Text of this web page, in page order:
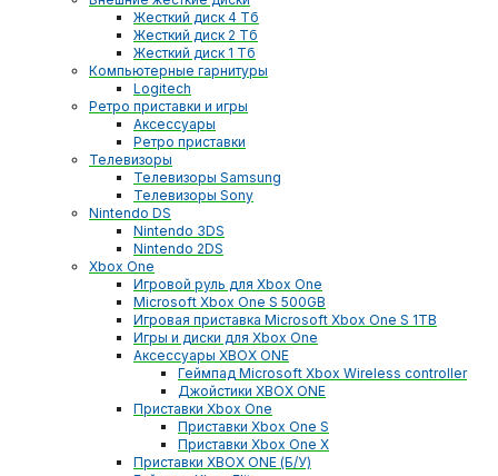
Жесткий диск 4 Тб
Жесткий диск 2 Тб
Жесткий диск 1 Тб
Компьютерные гарнитуры
Logitech
Ретро приставки и игры
Аксессуары
Ретро приставки
Телевизоры
Телевизоры Samsung
Телевизоры Sony
Nintendo DS
Nintendo 3DS
Nintendo 2DS
Xbox One
Игровой руль для Xbox One
Microsoft Xbox One S 500GB
Игровая приставка Microsoft Xbox One S 1TB
Игры и диски для Xbox One
Аксессуары XBOX ONE
Геймпад Microsoft Xbox Wireless controller
Джойстики XBOX ONE
Приставки Xbox One
Приставки Xbox One S
Приставки Xbox One X
Приставки XBOX ONE (Б/У)